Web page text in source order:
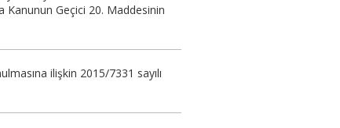
Kanunun Geçici 20. Maddesinin
ilişkin 2015/7331 sayılı